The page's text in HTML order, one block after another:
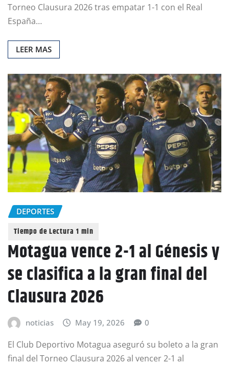
Torneo Clausura 2026 tras empatar 1-1 con el Real
España…
LEER MAS
DEPORTES
Motagua vence 2-1 al Génesis y
se clasifica a la gran final del
Clausura 2026
noticias May 19, 2026 0
El Club Deportivo Motagua aseguró su boleto a la gran
final del Torneo Clausura 2026 al vencer 2-1 al